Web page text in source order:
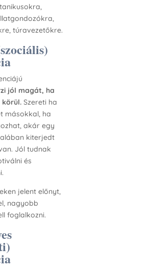
túravezetőkre.
jól magát, ha
körül. Szereti ha
másokkal, ha
akár egy
kiterjedt
Jól tudnak
és
jelent előnyt,
nagyobb
foglalkozni.